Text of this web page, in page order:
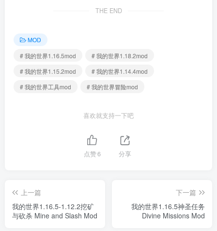
THE END
MOD
# 我的世界1.16.5mod
# 我的世界1.18.2mod
# 我的世界1.15.2mod
# 我的世界1.14.4mod
# 我的世界工具mod
# 我的世界冒险mod
喜欢就支持一下吧
点赞6 分享
上一篇
我的世界1.16.5-1.12.2挖矿
与砍杀 Mine and Slash Mod
下一篇
我的世界1.16.5神圣任务
Divine Missions Mod